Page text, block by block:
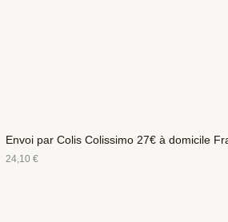
Envoi par Colis Colissimo 27€ à domicile
24,10€